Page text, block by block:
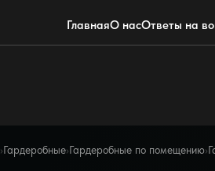
ГлавнаяО насОтветы на
›Гардеробные›Гардеробные по помещению›